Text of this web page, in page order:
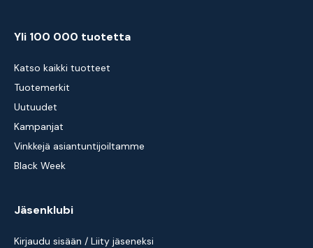
Yli 100 000 tuotetta
Katso kaikki tuotteet
Tuotemerkit
Uutuudet
Kampanjat
Vinkkejä asiantuntijoiltamme
Black Week
Jäsenklubi
Kirjaudu sisään / Liity jäseneksi